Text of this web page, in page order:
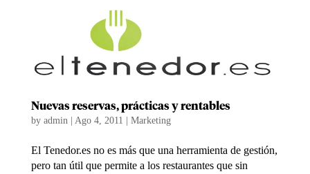
Nuevas reservas, prácticas y rentables
by admin| Ago 4, 2011 Marketing
El Tenedor.es no es más que una herramienta de gestión,
pero tan útil que permite a los restaurantes que sin